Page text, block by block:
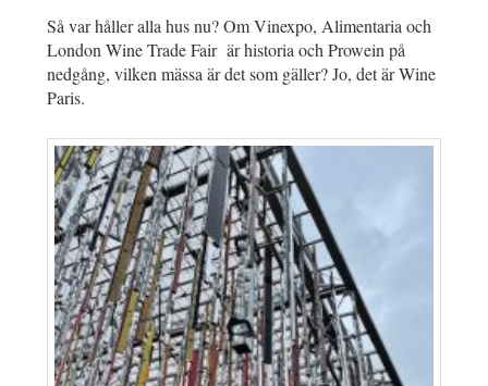
Så var håller alla hus nu? Om Vinexpo, Alimentaria och
London Wine Trade Fair är historia och Prowein på
nedgång, vilken mässa är det som gäller? Jo, det är Wine
Paris.